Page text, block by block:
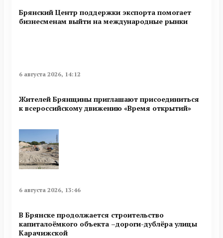
Брянский Центр поддержки экспорта помогает
бизнесменам выйти на международные рынки
6 августа 2026, 14:12
Жителей Брянщины приглашают присоединиться
к всероссийскому движению «Время открытий»
6 августа 2026, 13:46
В Брянске продолжается строительство
капиталоёмкого объекта –дороги-дублёра улицы
Карачижской